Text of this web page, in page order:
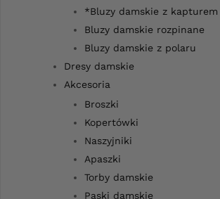
*Bluzy damskie z kapturem
Bluzy damskie rozpinane
Bluzy damskie z polaru
Dresy damskie
Akcesoria
Broszki
Kopertówki
Naszyjniki
Apaszki
Torby damskie
Paski damskie